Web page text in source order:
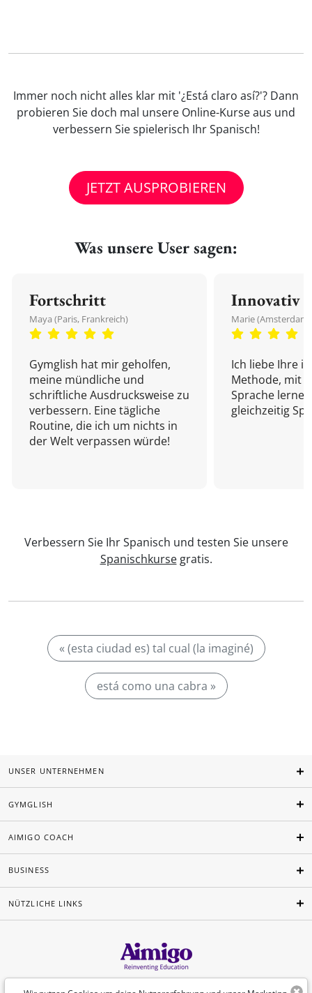
Immer noch nicht alles klar mit '¿Está claro así?'? Dann
probieren Sie doch mal unsere Online-Kurse aus und
verbessern Sie spielerisch Ihr Spanisch!
JETZT AUSPROBIEREN
Was unsere User sagen:
Fortschritt
Maya (Paris, Frankreich)
Gymglish hat mir geholfen,
meine mündliche und
schriftliche Ausdrucksweise zu
verbessern. Eine tägliche
Routine, die ich um nichts in
der Welt verpassen würde!
Innovativ
Marie
Ich liebe Ihre
Methode, mit
Sprache
gleichzeitig
Verbessern Sie Ihr Spanisch und testen Sie unsere
Spanischkursegratis.
« (esta ciudad es) tal cual (la imaginé)
está como una cabra »
UNSER UNTERNEHMEN
GYMGLISH
AIMIGO COACH
BUSINESS
NÜTZLICHE LINKS